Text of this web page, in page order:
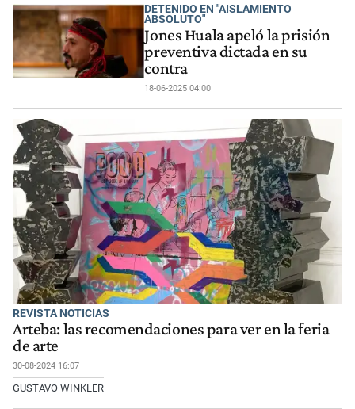
DETENIDO EN "AISLAMIENTO
ABSOLUTO"
Jones Huala apeló la prisión
preventiva dictada en su
contra
18-06-2025 04:00
REVISTA NOTICIAS
Arteba: las recomendaciones para ver en la feria
de arte
30-08-2024 16:07
GUSTAVO WINKLER